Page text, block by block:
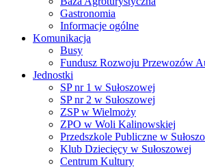
Gastronomia
Informacje ogólne
Komunikacja
Busy
Fundusz Rozwoju Przewozów
Jednostki
SP nr 1 w Sułoszowej
SP nr 2 w Sułoszowej
ZSP w Wielmoży
ZPO w Woli Kalinowskiej
Przedszkole Publiczne w
Klub Dziecięcy w Sułoszowej
Centrum Kultury